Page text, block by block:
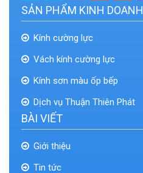
SẢN PHẨM KINH DOANH
Kính cường lực
Vách kính cường lực
Kính sơn màu ốp bếp
Dịch vụ Thuận Thiên Phát
BÀI VIẾT
Giới thiệu
Tin tức